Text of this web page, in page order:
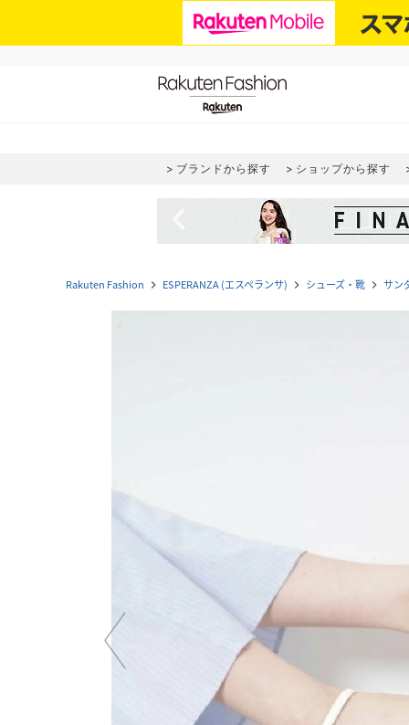
ブランドから探す ショップから探す
Rakuten Fashion navigate_next ESPERANZA (エスペランサ) navigate_next シューズ・靴 navigate_next サン